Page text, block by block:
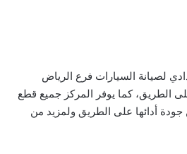
لصيانة السيارات فرع الرياض
الطريق، كما يوفر المركز جميع قطع
أدائها على الطريق ولمزيد من